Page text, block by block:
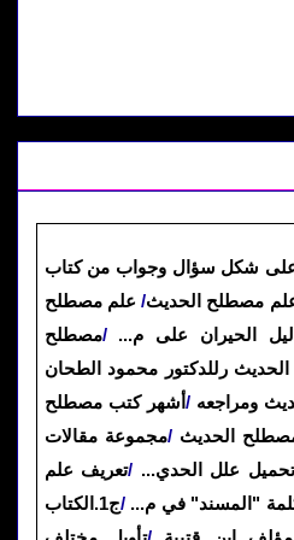
شكل سؤال وجواب من كتاب
مصطلح الحديث/ علم مصطلح
الحيران على م...
/مصطلح
رللدكتور محمود الطحان
ومراجعه /أشهر كتب مصطلح
الحديث /مجموعة مقالات
علل الحدي...
/تعريف علم
"المسند" في م...
/
ج1.الكتاب